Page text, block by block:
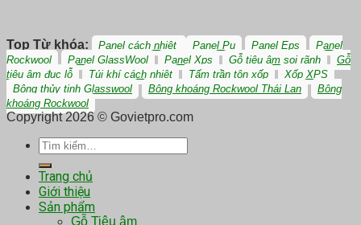
Top Từ khóa: Panel cách nhiệt Panel Pu Panel Eps
Panel
Rockwool
Panel GlassWool Panel Xps Gỗ tiêu âm soi rãnh
Gỗ
tiêu âm đục lỗ
Túi khí cách nhiệt Tấm trần tôn xốp
Xốp XPS
Bông thủy tinh Glasswool
Bông khoáng Rockwool Thái Lan
Bông
khoáng Rockwool
Copyright 2026 © Govietpro.com
Tìm
kiếm:
Trang chủ
Giới thiệu
Sản phẩm
Gỗ Tiêu âm